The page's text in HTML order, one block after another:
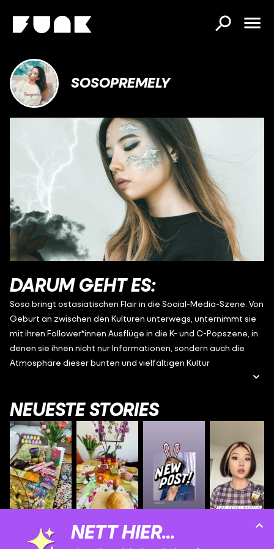
SOSOPREMELY
DARUM GEHT ES:
Soso bringt ostasiatischen Flair in die Social-Media-Szene. Von
Geburt an zwischen den Kulturen unterwegs, unternimmt sie
mit ihren Follower*innen Ausflüge in die K- und C-Popszene, in
denen sie ihnen nicht nur Informationen, sondern auch die
Atmosphäre dieser bunten und vielfältigen Kultur
wertschätzenden Blick auf andere Kulturen, ganz so, wie es
ihrer eigenen Lebensgeschichte entspricht.
NEUESTE STORIES
NETT HIER...